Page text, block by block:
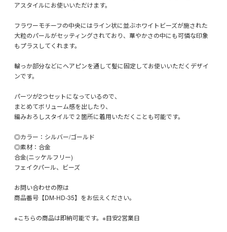
アスタイルにお使いいただけます。
フラワーモチーフの中央にはライン状に並ぶホワイトビーズが施された
大粒のパールがセッティングされており、華やかさの中にも可憐な印象
もプラスしてくれます。
輪っか部分などにヘアピンを通して髪に固定してお使いいただくデザイ
ンです。
パーツが2つセットになっているので、
まとめてボリューム感を出したり、
編みおろしスタイルで２箇所に着用いただくことも可能です。
◎カラー：シルバー/ゴールド
◎素材：合金
合金(ニッケルフリー)
フェイクパール、ビーズ
お問い合わせの際は
商品番号【DM-HD-35】をお伝えください。
※こちらの商品は即納可能です。※目安2営業日